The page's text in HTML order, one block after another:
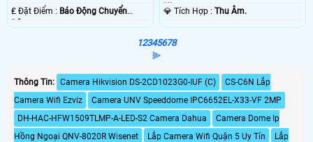
️₤ Đặt Điểm : Báo Động Chuyển
Nhựa.
️💎 Tích Hợp :Thu Âm.
12345678
⫸
Thông Tin: Camera Hikvision DS-2CD1023G0-IUF (C)
CS-C6N Lắp
Camera Wifi Ezviz
Camera UNV Speeddome IPC6652EL-X33-VF 2MP
DH-HAC-HFW1509TLMP-A-LED-S2 Camera Dahua
Camera Dome Ip
Hồng Ngoại QNV-8020R Wisenet
Lắp Camera Wifi Quận 5 Uy Tín
Lắp